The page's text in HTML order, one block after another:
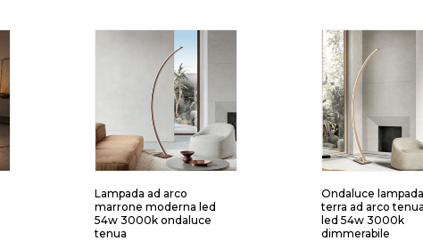
Lampada ad arco
marrone moderna led
54w 3000k ondaluce
tenua
Ondaluce
terra ad arco
led 54w 3000k
dimmerabile